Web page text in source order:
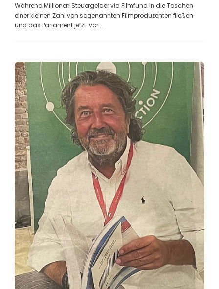
Während Millionen Steuergelder via Filmfund in die Taschen
einer kleinen Zahl von sogenannten Filmproduzenten fließen
und das Parlament jetzt vor...